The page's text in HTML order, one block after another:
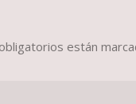
están